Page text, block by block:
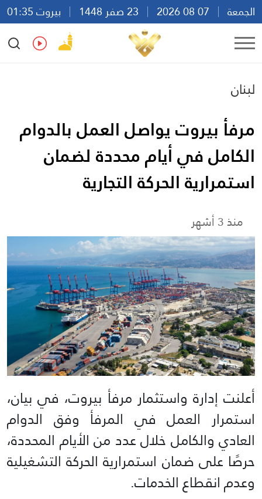
الجمعة
بيروت 01:35
Ar
En Fr Es
لبنان
مرفأ بيروت يواصل العمل بالدوام
الكامل في أيام محددة لضمان
استمرارية الحركة التجارية
منذ 3 أشهر
أعلنت إدارة واستثمار مرفأ بيروت، في بيان،
استمرار العمل في المرفأ وفق الدوام
العادي والكامل خلال عدد من الأيام المحددة،
حرصًا على ضمان استمرارية الحركة التشغيلية
وعدم انقطاع الخدمات.